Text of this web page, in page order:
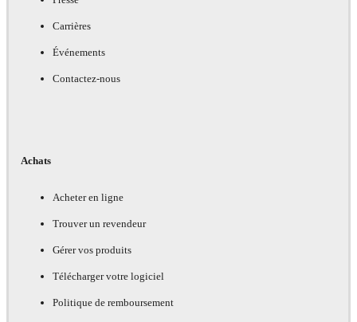
Carrières
Événements
Contactez-nous
Achats
Acheter en ligne
Trouver un revendeur
Gérer vos produits
Télécharger votre logiciel
Politique de remboursement